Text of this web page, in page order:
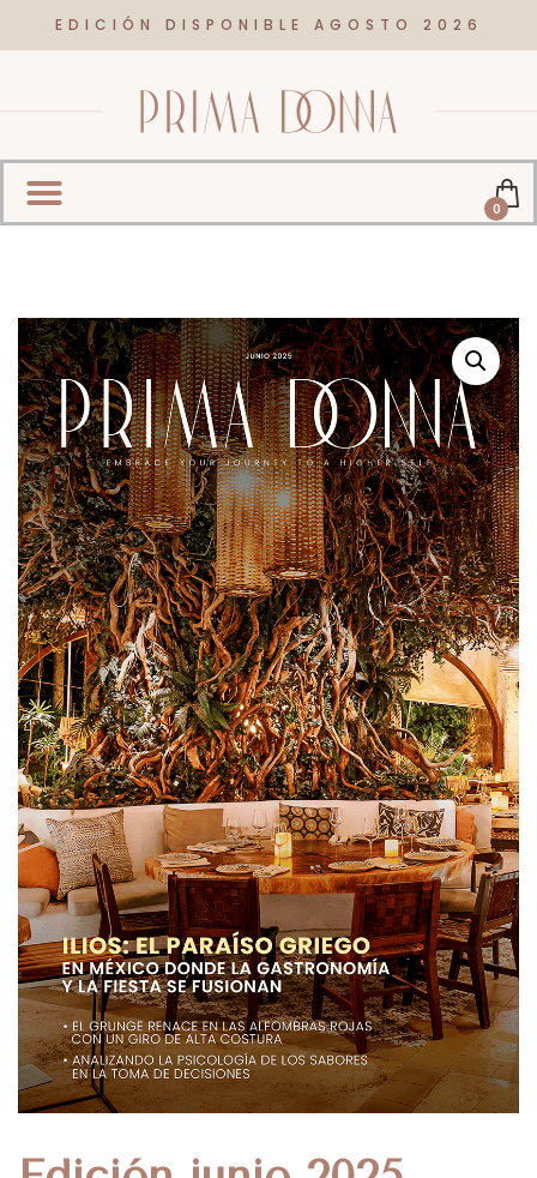
EDICIÓN DISPONIBLE AGOSTO 2026
0